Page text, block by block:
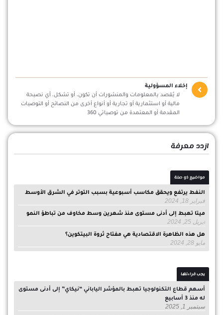
إخلاء المسؤولية
لا يُقصد بالمعلومات والمنشورات أن تكون، أو تشكل، أي نصيحة
مالية أو استثمارية أو تجارية أو أنواع أخرى من النصائح أو التوصيات
المقدمة أو المعتمدة من توصياتي 360
ازدد معرفة
مواضيع ذو صلة
النفط يرتفع ويحقق مكاسب أسبوعية بسبب التوتر في الشرق الأوسط
فبراير 18, 2024
ميتا تهبط إلى أدنى مستوى منذ شهرين وسط مخاوف من تباطؤ النمو
أبريل 25, 2024
هل هذه الظاهرة الاقتصادية هي مفتاح ثروة البيتكوين؟
مايو 28, 2024
يجب قراءتها
أسهم قطاع التكنولوجيا تهبط بالمؤشر الياباني “نيكاي” إلى أدنى مستوى
له منذ 3 أسابيع
سبتمبر 1, 2025